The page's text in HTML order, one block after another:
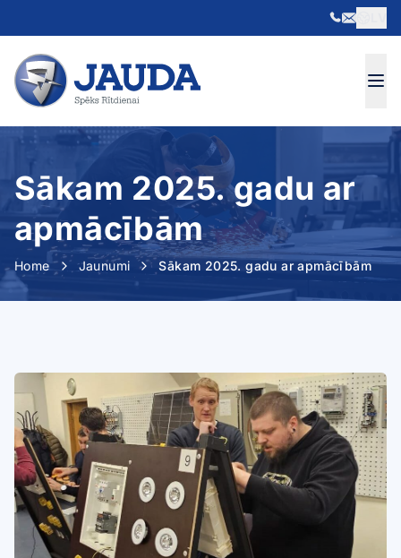
Skip to content
Sākam 2025. gadu ar
apmācībām
Home Jaunumi Sākam 2025. gadu ar apmācībām